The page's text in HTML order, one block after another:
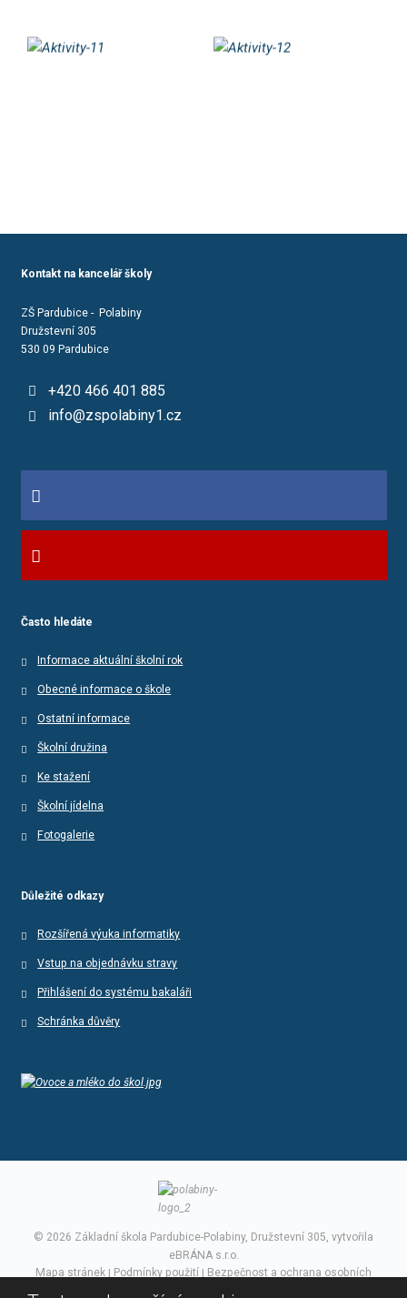
Kontakt na kancelář školy
ZŠ Pardubice - Polabiny
Družstevní 305
530 09 Pardubice
+420 466 401 885
info@zspolabiny1.cz
Často hledáte
Informace aktuální školní rok
Obecné informace o škole
Ostatní informace
Školní družina
Ke stažení
Školní jídelna
Fotogalerie
Důležité odkazy
Rozšířená výuka informatiky
Vstup na objednávku stravy
Přihlášení do systému bakaláři
Schránka důvěry
© 2026 Základní škola Pardubice-Polabiny, Družstevní 305, vytvořila
eBRÁNA s.r.o.
Mapa stránek | Podmínky použití | Bezpečnost a ochrana osobních